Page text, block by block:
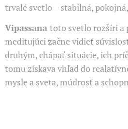
trvalé svetlo – stabilná,
Vipassana toto svetlo rozšíri a
meditujúci začne vidieť
druhým, chápať situácie, ich
tomu získava vhľad do
mysle a sveta, múdrosť a